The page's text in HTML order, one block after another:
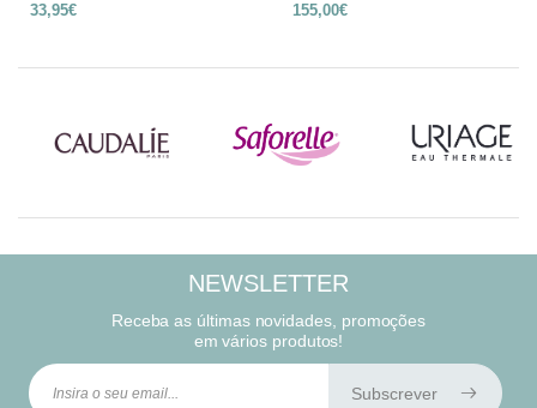
33,95€ 155,00€
NEWSLETTER
Receba as últimas novidades, promoções
em vários produtos!
Subscrever